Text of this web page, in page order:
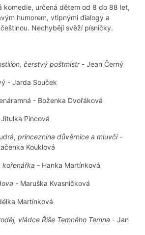
komedie, určená dětem od 8 do 88 let,
humorem, vtipnými dialogy a
Nechybějí svěží písničky.
čerstvý poštmistr - Jean Černý
- Jarda Souček
- Boženka Dvořáková
Pincová
princeznina důvěrnice a mluvčí -
Kouklová
kořenářka - Hanka Martínková
- Maruška Kvasničková
Martínková
vládce Říše Temného Temna - Jan